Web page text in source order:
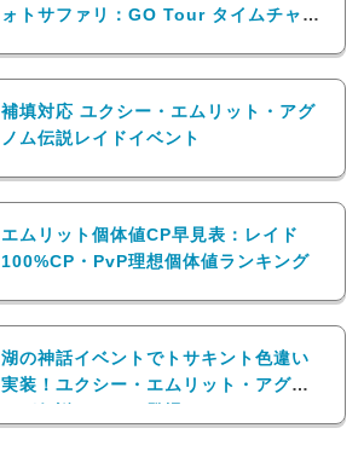
ォトサファリ：GO Tour タイムチャレ
補填対応 ユクシー・エムリット・アグ
ノム伝説レイドイベント
エムリット個体値CP早見表：レイド
100%CP・PvP理想個体値ランキング
湖の神話イベントでトサキント色違い
実装！ユクシー・エムリット・アグノ